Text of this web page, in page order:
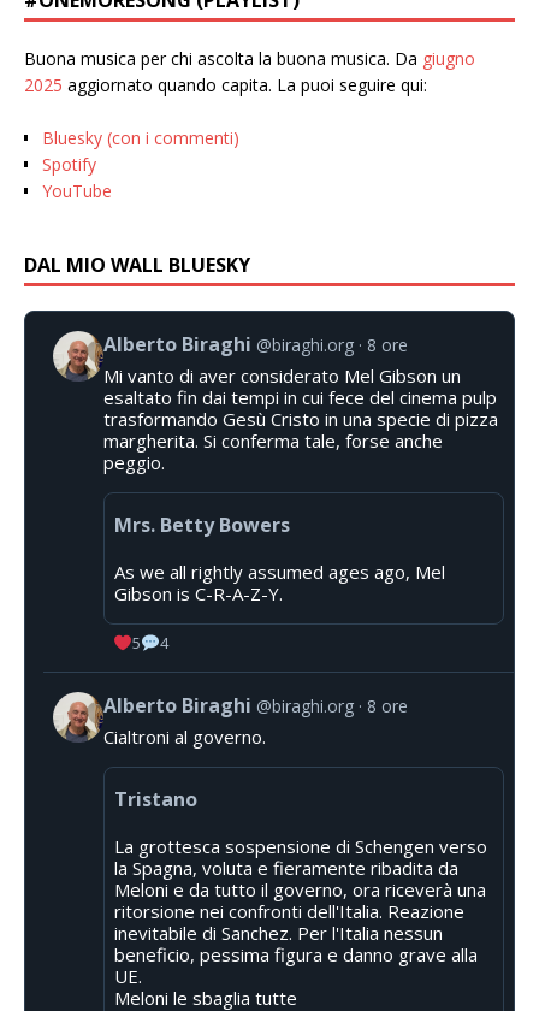
Buona musica per chi ascolta la buona musica. Da giugno
2025 aggiornato quando capita. La puoi seguire qui:
Bluesky (con i commenti)
Spotify
YouTube
DAL MIO WALL BLUESKY
Alberto Biraghi @biraghi.org 8 ore
Mi vanto di aver considerato Mel Gibson un
esaltato fin dai tempi in cui fece del cinema pulp
trasformando Gesù Cristo in una specie di pizza
margherita. Si conferma tale, forse anche
peggio.
Mrs. Betty Bowers
As we all rightly assumed ages ago, Mel
Gibson is C-R-A-Z-Y.
5 4
Alberto Biraghi @biraghi.org 8 ore
Cialtroni al governo.
Tristano
La grottesca sospensione di Schengen verso
la Spagna, voluta e fieramente ribadita da
Meloni e da tutto il governo, ora riceverà una
ritorsione nei confronti dell'Italia. Reazione
inevitabile di Sanchez. Per l'Italia nessun
beneficio, pessima figura e danno grave alla
UE.
Meloni le sbaglia tutte